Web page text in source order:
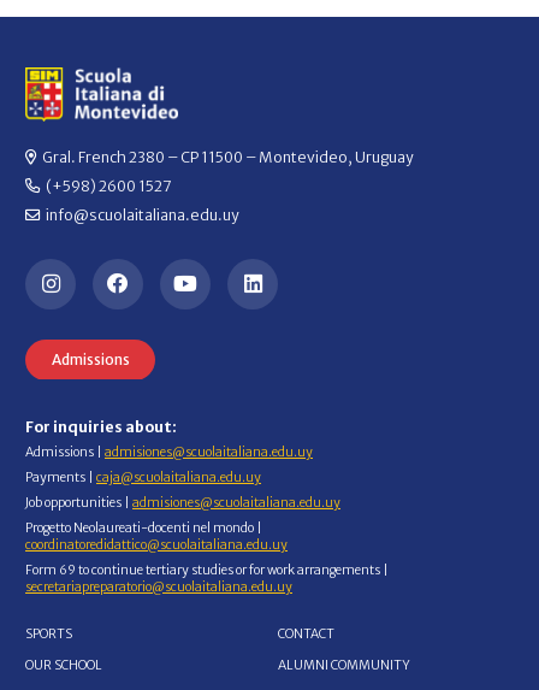
Gral. French 2380 – CP 11500 – Montevideo, Uruguay
(+598) 2600 1527
info@scuolaitaliana.edu.uy
Admissions
For inquiries about:
Admissions | admisiones@scuolaitaliana.edu.uy
Payments | caja@scuolaitaliana.edu.uy
Job opportunities | admisiones@scuolaitaliana.edu.uy
Progetto Neolaureati-docenti nel mondo |
coordinatoredidattico@scuolaitaliana.edu.uy
Form 69 to continue tertiary studies or for work arrangements |
secretariapreparatorio@scuolaitaliana.edu.uy
SPORTS
OUR SCHOOL
CONTACT
ALUMNI COMMUNITY